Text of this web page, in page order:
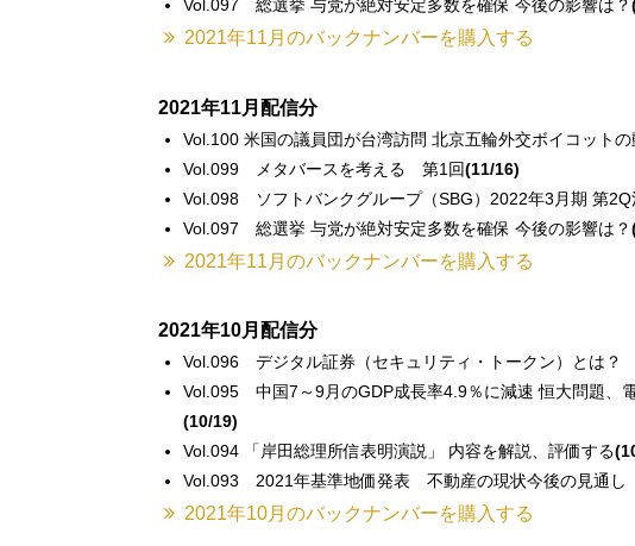
Vol.097 総選挙 与党が絶対安定多数を確保 今後の影響は？
2021年11月のバックナンバーを購入する
2021年11月配信分
Vol.100 米国の議員団が台湾訪問 北京五輪外交ボイコット
Vol.099 メタバースを考える 第1回(11/16)
Vol.098 ソフトバンクグループ（SBG）2022年3月期 第2Q
Vol.097 総選挙 与党が絶対安定多数を確保 今後の影響は？
2021年11月のバックナンバーを購入する
2021年10月配信分
Vol.096 デジタル証券（セキュリティ・トークン）とは？
Vol.095 中国7～9月のGDP成長率4.9％に減速 恒大問題、
(10/19)
Vol.094 「岸田総理所信表明演説」 内容を解説、評価する
Vol.093 2021年基準地価発表 不動産の現状今後の見通し
2021年10月のバックナンバーを購入する